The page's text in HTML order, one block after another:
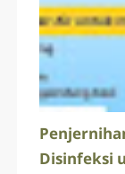
Disinfeksi